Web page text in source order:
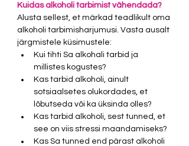
Kuidas alkoholi tarbimist vähendada?
Alusta sellest, et märkad teadlikult oma
alkoholi tarbimisharjumusi. Vasta ausalt
järgmistele küsimustele:
Kui tihti Sa alkohali tarbid ja
millistes kogustes?
Kas tarbid alkoholi, ainult
sotsiaalsetes olukordades, et
lõbutseda või ka üksinda olles?
Kas tarbid alkoholi, sest tunned, et
see on viis stressi maandamiseks?
Kas Sa tunned end pärast alkoholi